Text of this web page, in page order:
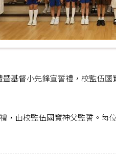
基督小先鋒宣誓禮，校監伍
，由校監伍國寶神父監誓。